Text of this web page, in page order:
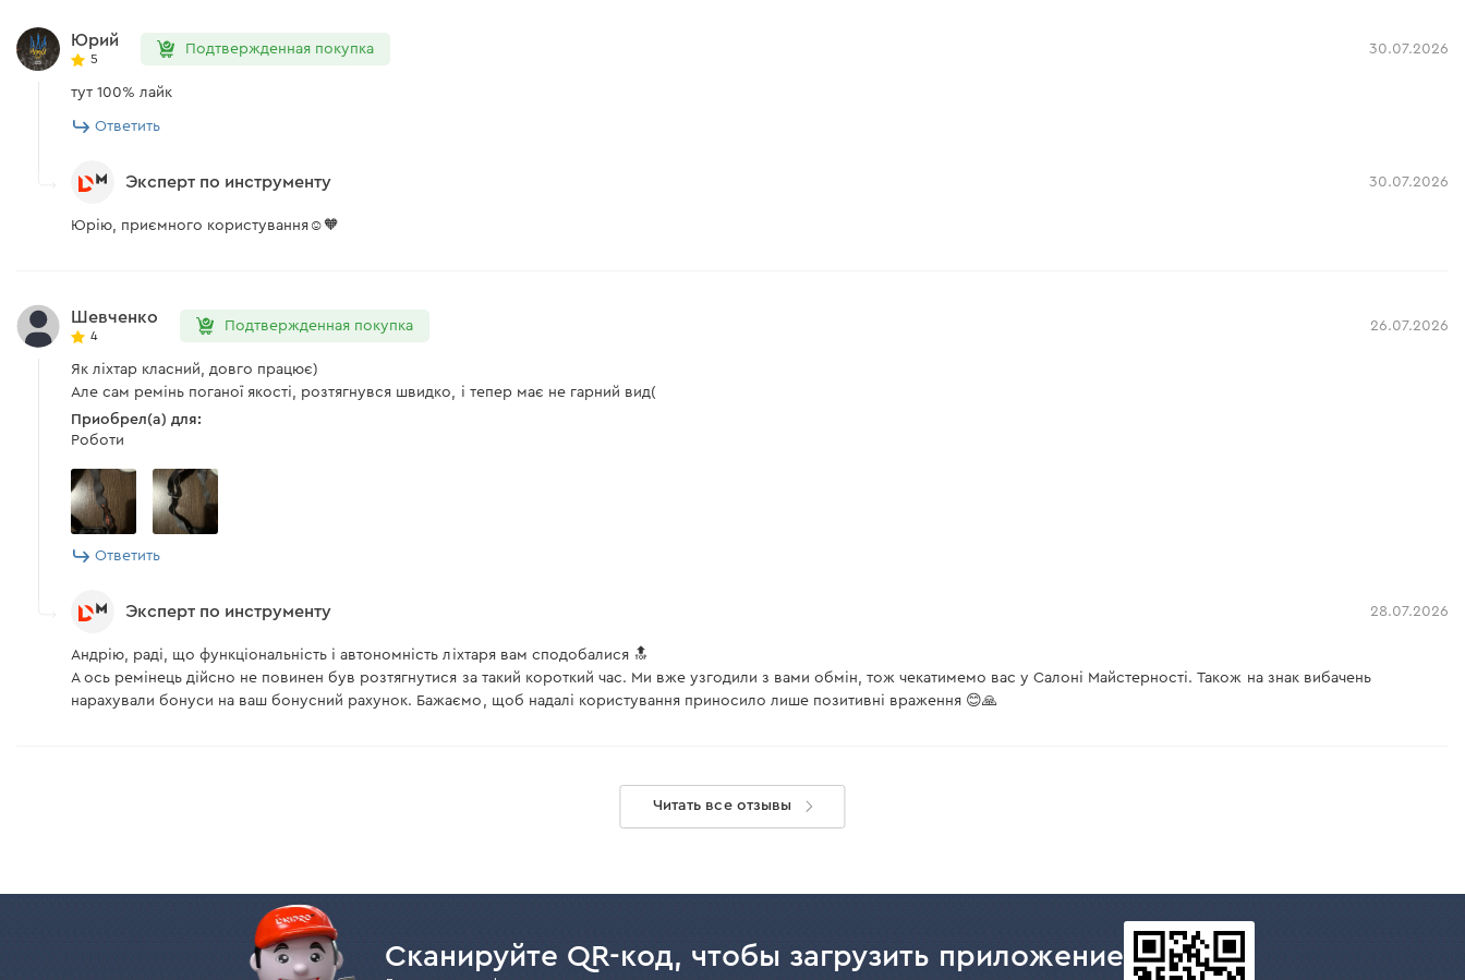
Юрий
5
Подтвержденная покупка 30.07.2026
тут 100% лайк
Ответить
Эксперт по инструменту 30.07.2026
Юрію, приємного користування☺️🧡
Шевченко
4
Подтвержденная покупка 26.07.2026
Як ліхтар класний, довго працює)
Але сам ремінь поганої якості, розтягнувся швидко, і тепер має не гарний вид(
Приобрел(а) для:
Роботи
Ответить
Эксперт по инструменту 28.07.2026
Андрію, раді, що функціональність і автономність ліхтаря вам сподобалися 🔝
А ось ремінець дійсно не повинен був розтягнутися за такий короткий час. Ми вже узгодили з вами обмін, тож чекатимемо вас у Салоні Майстерності. Також на знак вибачень
нарахували бонуси на ваш бонусний рахунок. Бажаємо, щоб надалі користування приносило лише позитивні враження 😊🙏
Читать все отзывы
Сканируйте QR-код, чтобы загрузить приложение